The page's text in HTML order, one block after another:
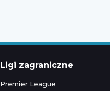
Ligi zagraniczne
Premier League